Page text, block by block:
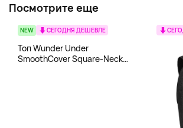
Посмотрите еще
NEW СЕГОДНЯ ДЕШЕВЛЕ
Топ Wunder Under
SmoothCover Square-Neck